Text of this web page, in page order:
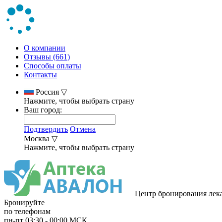
О компании
Отзывы (661)
Способы оплаты
Контакты
Россия ▽
Нажмите, чтобы выбрать страну
Ваш город:
Подтвердить Отмена
Москва ▽
Нажмите, чтобы выбрать страну
Центр бронирования
Бронируйте
по телефонам
пн-пт 03:30 - 00:00 МСК